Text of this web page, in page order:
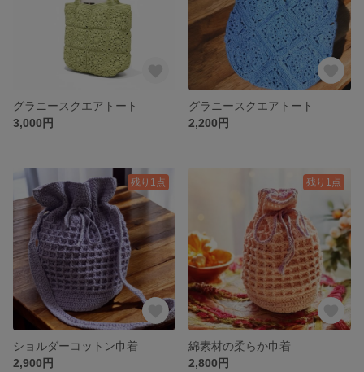
グラニースクエアトート
3,000円
グラニースクエアトート
2,200円
残り1点
ショルダーコットン巾着
2,900円
残り1点
綿素材の柔らか巾着
2,800円